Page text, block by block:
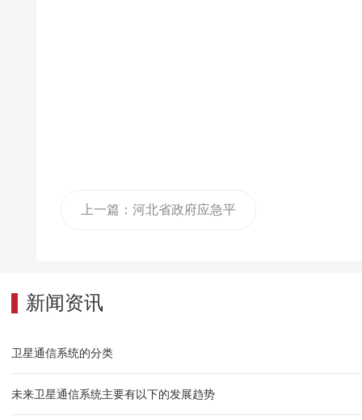
上一篇：河北省政府应急平
新闻资讯
卫星通信系统的分类
未来卫星通信系统主要有以下的发展趋势